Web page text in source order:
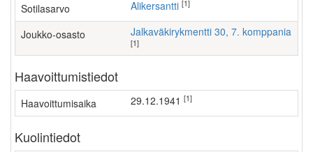
Sotilasarvo Alikersantti [1]
Joukko-osasto Jalkaväkirykmentti 30, 7. komppania
[1]
Haavoittumistiedot
Haavoittumisaika 29.12.1941 [1]
Kuolintiedot